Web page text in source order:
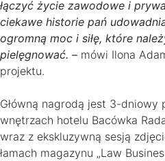
łączyć życie zawodowe i
ciekawe historie pań
ogromną moc i siłę, które
pielęgnować. – mówi Ilona
projektu.
Główną nagrodą jest 3-
wnętrzach hotelu Bacówka
wraz z ekskluzywną sesją
łamach magazynu „Law